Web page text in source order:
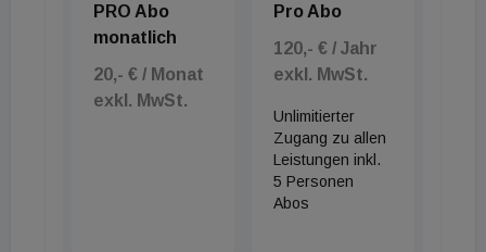
PRO Abo
monatlich
20,- € / Monat
exkl. MwSt.
Pro Abo
120,- € / Jahr
exkl. MwSt.
Unlimitierter
Zugang zu allen
Leistungen inkl.
5 Personen
Abos